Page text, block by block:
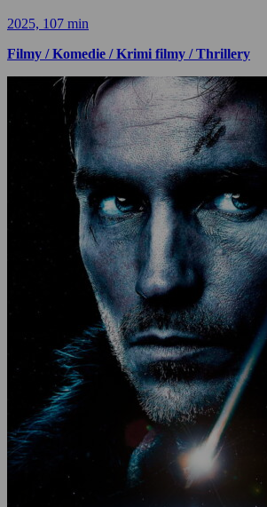
2025, 107 min
Filmy / Komedie / Krimi filmy / Thrillery